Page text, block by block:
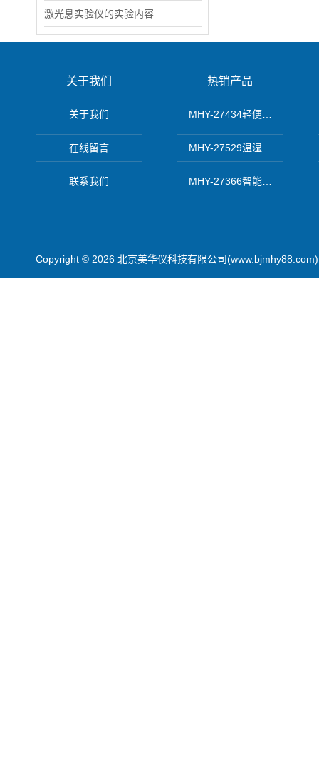
激光息实验仪的实验内容
关于我们
关于我们
在线留言
联系我们
热销产品
MHY-27434轻便式自动水质
MHY-27529温湿度记录仪
MHY-27366智能数字微压计
Copyright © 2026 北京美华仪科技有限公司